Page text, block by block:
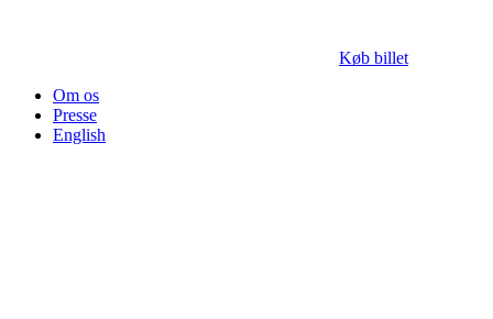
Køb billet
Om os
Presse
English